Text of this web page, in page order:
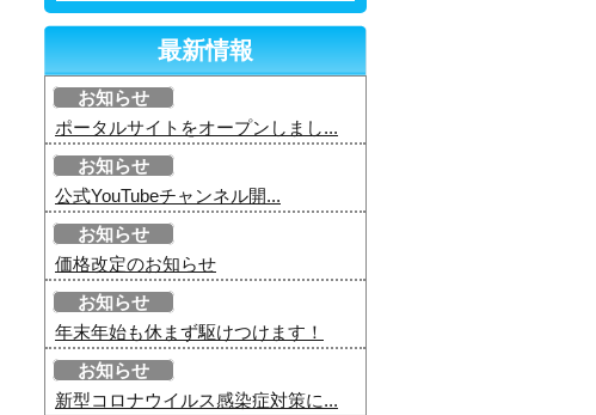
最新情報
お知らせ
ポータルサイトをオープンしまし...
お知らせ
公式YouTubeチャンネル開...
お知らせ
価格改定のお知らせ
お知らせ
年末年始も休まず駆けつけます！
お知らせ
新型コロナウイルス感染症対策に...